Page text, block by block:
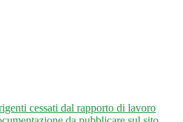
cessati dal rapporto di lavoro